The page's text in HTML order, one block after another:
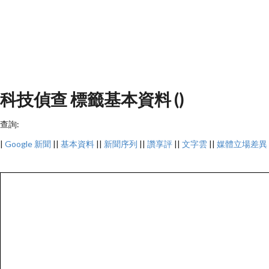
科技偵查 標籤基本資料 ()
查詢:
| Google 新聞 || 基本資料 || 新聞序列 || 讚享評 || 文字雲 || 媒體立場差異